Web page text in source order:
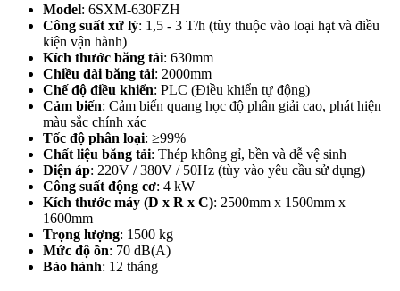
Model: 6SXM-630FZH
Công suất xử lý: 1,5 - 3 T/h (tùy thuộc vào loại hạt và điều
kiện vận hành)
Kích thước băng tải: 630mm
Chiều dài băng tải: 2000mm
Chế độ điều khiển: PLC (Điều khiển tự động)
Cảm biến: Cảm biến quang học độ phân giải cao, phát hiện
màu sắc chính xác
Tốc độ phân loại: ≥99%
Chất liệu băng tải: Thép không gỉ, bền và dễ vệ sinh
Điện áp: 220V / 380V / 50Hz (tùy vào yêu cầu sử dụng)
Công suất động cơ: 4 kW
Kích thước máy (D x R x C): 2500mm x 1500mm x
1600mm
Trọng lượng: 1500 kg
Mức độ ồn: 70 dB(A)
Bảo hành: 12 tháng